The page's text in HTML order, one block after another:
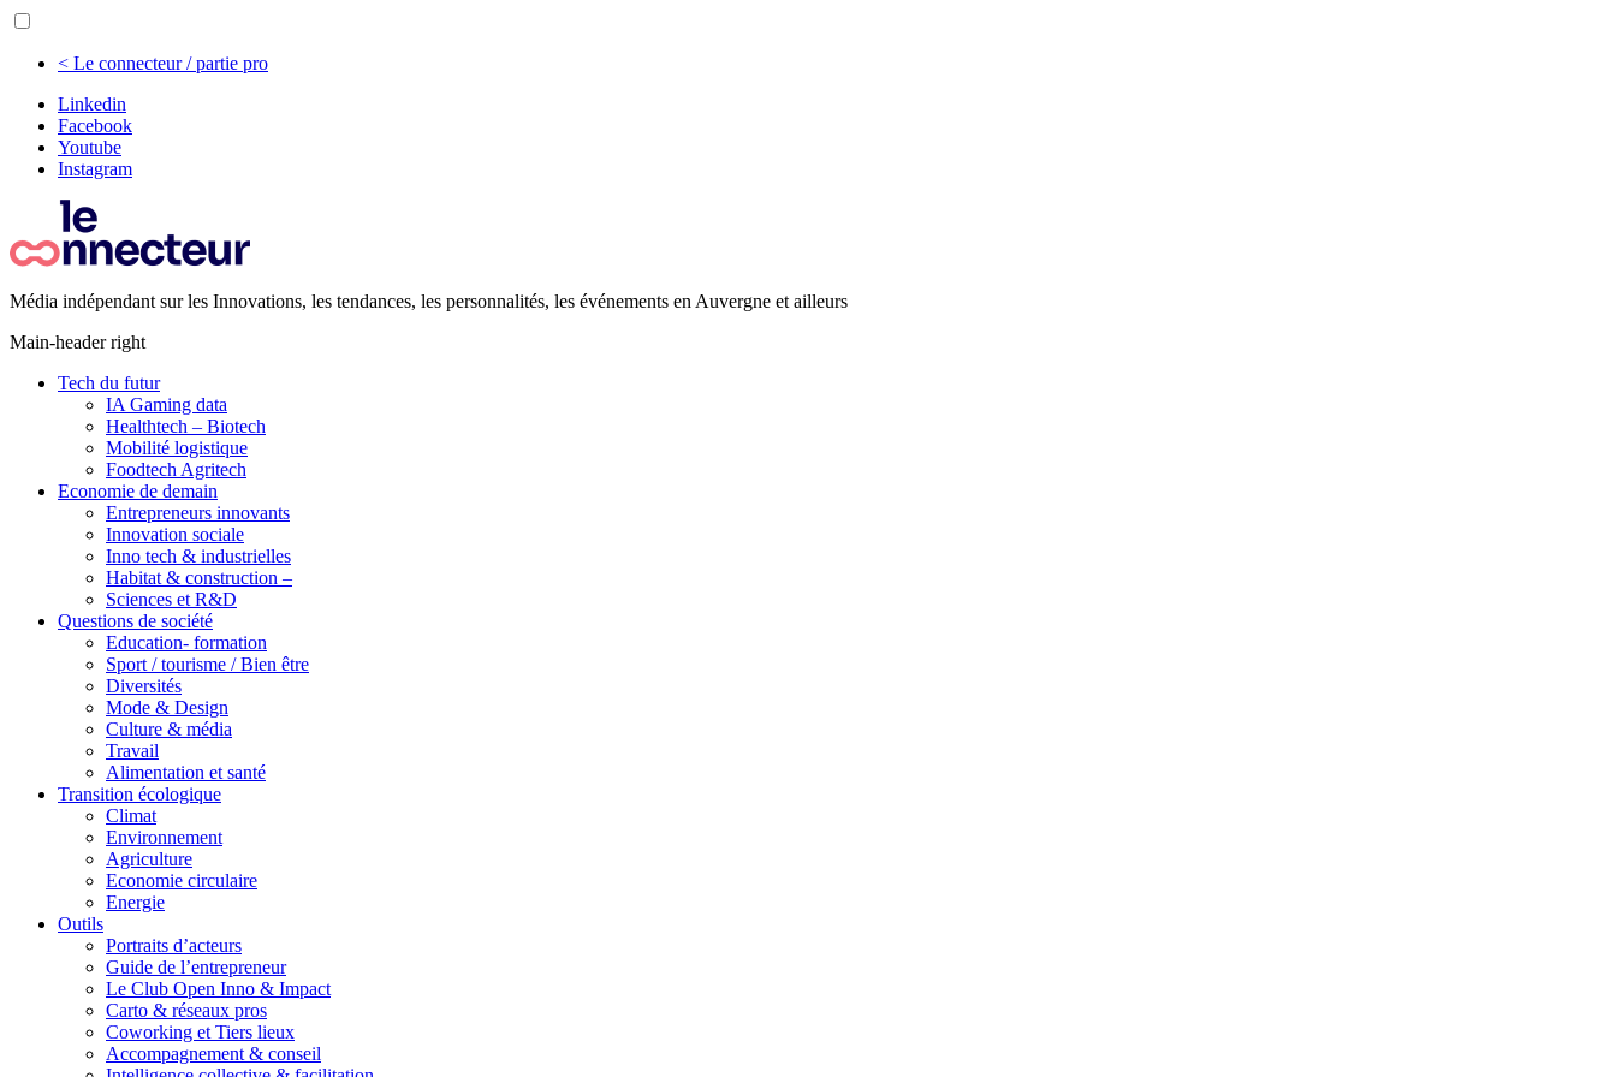
< Le connecteur / partie pro
Linkedin
Facebook
Youtube
Instagram
Média indépendant sur les Innovations, les tendances, les personnalités, les événements en Auvergne et ailleurs
Main-header right
Tech du futur
IA Gaming data
Healthtech – Biotech
Mobilité logistique
Foodtech Agritech
Economie de demain
Entrepreneurs innovants
Innovation sociale
Inno tech & industrielles
Habitat & construction –
Sciences et R&D
Questions de société
Education- formation
Sport / tourisme / Bien être
Diversités
Mode & Design
Culture & média
Travail
Alimentation et santé
Transition écologique
Climat
Environnement
Agriculture
Economie circulaire
Energie
Outils
Portraits d’acteurs
Guide de l’entrepreneur
Le Club Open Inno & Impact
Carto & réseaux pros
Coworking et Tiers lieux
Accompagnement & conseil